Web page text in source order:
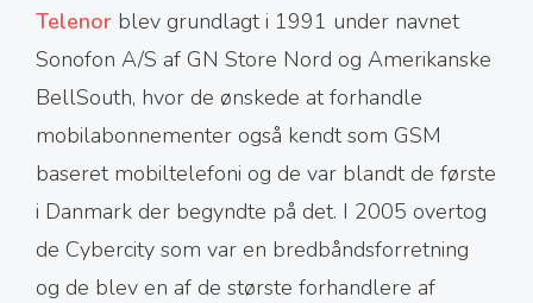
Telenor blev grundlagt i 1991 under navnet
Sonofon A/S af GN Store Nord og Amerikanske
BellSouth, hvor de ønskede at forhandle
mobilabonnementer også kendt som GSM
baseret mobiltelefoni og de var blandt de første
i Danmark der begyndte på det. I 2005 overtog
de Cybercity som var en bredbåndsforretning
og de blev en af de største forhandlere af